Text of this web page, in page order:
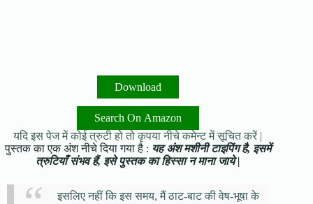
Download
Search On Amazon
यदि इस पेज में कोई त्रुटी हो तो कृपया नीचे कमेन्ट में सूचित करें |
पुस्तक का एक अंश नीचे दिया गया है : यह अंश मशीनी टाइपिंग है, इसमें
त्रुटियाँ संभव हैं, इसे पुस्तक का हिस्सा न माना जाये |
इसलिए नहीं कि इस समय, मैं ठाट-बाट की वेष-भूषा के